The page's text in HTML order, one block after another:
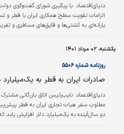
دنیای‌اقتصاد: با پیگیری شورای گفت‏‏‏‏‏‏‏‏‏‏‌وگوی
الزامات تقویت سطح همکاری‏‏‏‏‏‏‏‏‏‏‌ ایران با قطر
یارانه‏‏‏‏‏‏‏‏‏‏‌ای به کشتی‏‏‏‏‏‏‏‏‏‏‌ها و قایق‏‏‏‏‏‏‏‏‏‏‌های مسافری و
سوخت یارانه‏‏‏‏‏‏‏‏‏‏‌ای به…
یکشنبه، ۰۲ مرداد ۱۴۰۱
روزنامه شماره ۵۵۰۶
صادرات ایران به قطر به
دنیای‌اقتصاد: نایب‌رئیس اتاق بازرگانی
مطلوب سفر هیات تجاری ایران به قطر
دو سال‌آینده به یک‌میلیارد دلار افزایش